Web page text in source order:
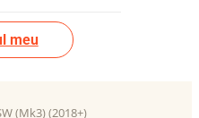
meu
(Mk3) (2018+)